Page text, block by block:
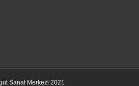
Sanat Merkezi 2021